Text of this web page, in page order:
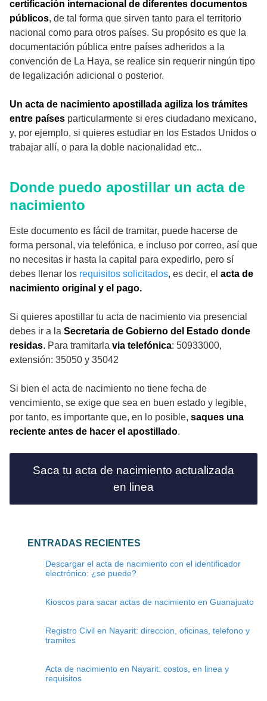
certificación internacional de diferentes documentos
públicos, de tal forma que sirven tanto para el territorio
nacional como para otros países. Su propósito es que la
documentación pública entre países adheridos a la
convención de La Haya, se realice sin requerir ningún tipo
de legalización adicional o posterior.
Un acta de nacimiento apostillada agiliza los trámites
entre países particularmente si eres ciudadano mexicano,
y, por ejemplo, si quieres estudiar en los Estados Unidos o
trabajar allí, o para la doble nacionalidad etc..
Donde puedo apostillar un acta de
nacimiento
Este documento es fácil de tramitar, puede hacerse de
forma personal, via telefónica, e incluso por correo, así que
no necesitas ir hasta la capital para expedirlo, pero sí
debes llenar los requisitos solicitados, es decir, el acta de
nacimiento original y el pago.
Si quieres apostillar tu acta de nacimiento via presencial
debes ir a la Secretaria de Gobierno del Estado donde
residas. Para tramitarla via telefónica: 50933000,
extensión: 35050 y 35042
Si bien el acta de nacimiento no tiene fecha de
vencimiento, se exige que sea en buen estado y legible,
por tanto, es importante que, en lo posible, saques una
reciente antes de hacer el apostillado.
Saca tu acta de nacimiento actualizada
en linea
ENTRADAS RECIENTES
Descargar el acta de nacimiento con el identificador
electrónico: ¿se puede?
Kioscos para sacar actas de nacimiento en Guanajuato
Registro Civil en Nayarit: direccion, oficinas, telefono y
tramites
Acta de nacimiento en Nayarit: costos, en linea y
requisitos